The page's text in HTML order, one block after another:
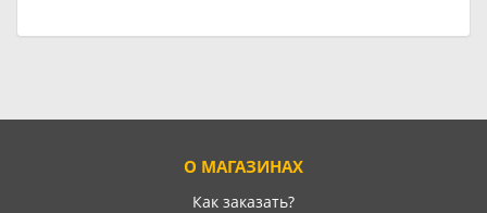
О МАГАЗИНАХ
Как заказать?